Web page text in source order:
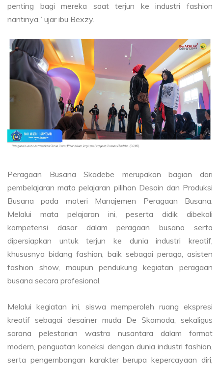
penting bagi mereka saat terjun ke industri fashion
nantinya,” ujar ibu Bexzy.
Peragaan Busana Skadebe merupakan bagian dari
pembelajaran mata pelajaran pilihan Desain dan Produksi
Busana pada materi Manajemen Peragaan Busana.
Melalui mata pelajaran ini, peserta didik dibekali
kompetensi dasar dalam peragaan busana serta
dipersiapkan untuk terjun ke dunia industri kreatif,
khususnya bidang fashion, baik sebagai peraga, asisten
fashion show, maupun pendukung kegiatan peragaan
busana secara profesional.
Melalui kegiatan ini, siswa memperoleh ruang ekspresi
kreatif sebagai desainer muda De Skamoda, sekaligus
sarana pelestarian wastra nusantara dalam format
modern, penguatan koneksi dengan dunia industri fashion,
serta pengembangan karakter berupa kepercayaan diri,